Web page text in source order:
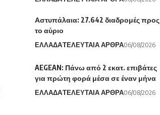
Αστυπάλαια: 27.642 διαδρομές προς
το αύριο
ΕΛΛΑΔΑΤΕΛΕΥΤΑΙΑ ΑΡΘΡΑ06/08/2026
AEGEAN: Πάνω από 2 εκατ. επιβάτες
για πρώτη φορά μέσα σε έναν μήνα
ΕΛΛΑΔΑΤΕΛΕΥΤΑΙΑ ΑΡΘΡΑ06/08/2026